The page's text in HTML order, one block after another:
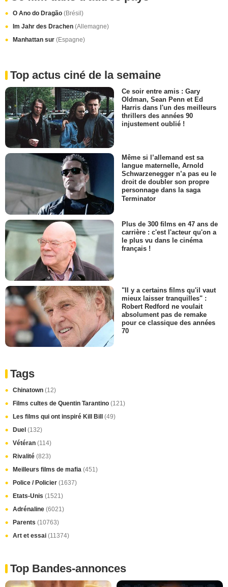
O Ano do Dragão (Brésil)
Im Jahr des Drachen (Allemagne)
Manhattan sur (Espagne)
Top actus ciné de la semaine
Ce soir entre amis : Gary
Oldman, Sean Penn et Ed
Harris dans l'un des meilleurs
thrillers des années 90
injustement oublié !
Même si l’allemand est sa
langue maternelle, Arnold
Schwarzenegger n’a pas eu le
droit de doubler son propre
personnage dans la saga
Terminator
Plus de 300 films en 47 ans de
carrière : c'est l'acteur qu'on a
le plus vu dans le cinéma
français !
"Il y a certains films qu'il vaut
mieux laisser tranquilles" :
Robert Redford ne voulait
absolument pas de remake
pour ce classique des années
70
Tags
Chinatown (12)
Films cultes de Quentin Tarantino (121)
Les films qui ont inspiré Kill Bill (49)
Duel (132)
Vétéran (114)
Rivalité (823)
Meilleurs films de mafia (451)
Police / Policier (1637)
Etats-Unis (1521)
Adrénaline (6021)
Parents (10763)
Art et essai (11374)
Top Bandes-annonces